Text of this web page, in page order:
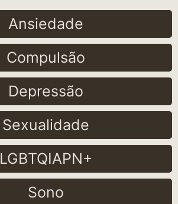
Ansiedade
Compulsão
Depressão
Sexualidade
LGBTQIAPN+
Sono